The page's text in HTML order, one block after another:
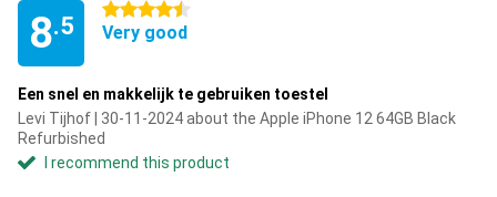
8.5
4.5 stars
Very good
Een snel en makkelijk te gebruiken toestel
Levi Tijhof | 30-11-2024 about the Apple iPhone 12 64GB Black
Refurbished
I recommend this product